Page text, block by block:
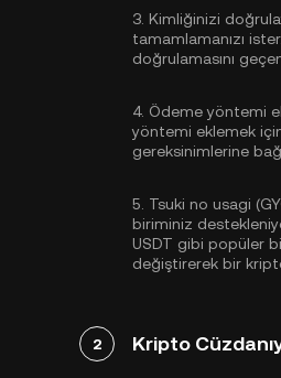
3. Kimliğinizi
tamamlamanızı
doğrulamasını
4. Ödeme yöntemi
yöntemi eklemek
gereksinimlerine
5. Tsuki no usagi
biriminiz
USDT gibi popüler
değiştirerek bir
2 Kripto